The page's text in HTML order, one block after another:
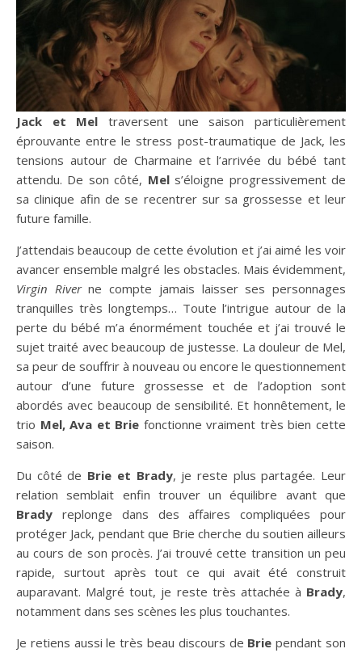
Jack et Mel traversent une saison particulièrement
éprouvante entre le stress post-traumatique de Jack, les
tensions autour de Charmaine et l’arrivée du bébé tant
attendu. De son côté, Mels’éloigne progressivement de
sa clinique afin de se recentrer sur sa grossesse et leur
future famille.
J’attendais beaucoup de cette évolution et j’ai aimé les voir
avancer ensemble malgré les obstacles. Mais évidemment,
Virgin Riverne compte jamais laisser ses personnages
tranquilles très longtemps… Toute l’intrigue autour de la
perte du bébé m’a énormément touchée et j’ai trouvé le
sujet traité avec beaucoup de justesse. La douleur de Mel,
sa peur de souffrir à nouveau ou encore le questionnement
autour d’une future grossesse et de l’adoption sont
abordés avec beaucoup de sensibilité. Et honnêtement, le
trio Mel, Ava et Brie fonctionne vraiment très bien cette
saison.
Du côté de Brie et Brady, je reste plus partagée. Leur
relation semblait enfin trouver un équilibre avant que
Brady replonge dans des affaires compliquées pour
protéger Jack, pendant que Brie cherche du soutien ailleurs
au cours de son procès. J’ai trouvé cette transition un peu
rapide, surtout après tout ce qui avait été construit
auparavant. Malgré tout, je reste très attachée à Brady,
notamment dans ses scènes les plus touchantes.
Je retiens aussi le très beau discours de Brie pendant son